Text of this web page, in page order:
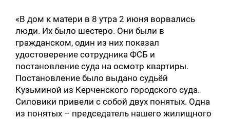
«В дом к матери в 8 утра 2 июня ворвались
люди. Их было шестеро. Они были в
гражданском, один из них показал
удостоверение сотрудника ФСБ и
постановление суда на осмотр квартиры.
Постановление было выдано судьёй
Кузьминой из Керченского городского суда.
Силовики привели с собой двух понятых. Одна
из понятых – председатель нашего жилищного